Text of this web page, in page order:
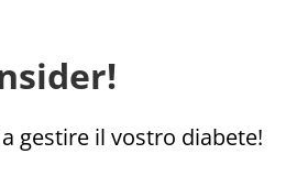
gestire il vostro diabete!